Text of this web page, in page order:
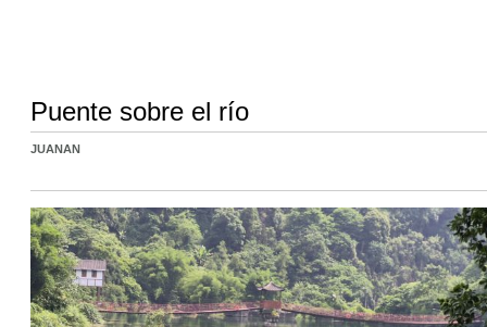
Puente sobre el río
JUANAN